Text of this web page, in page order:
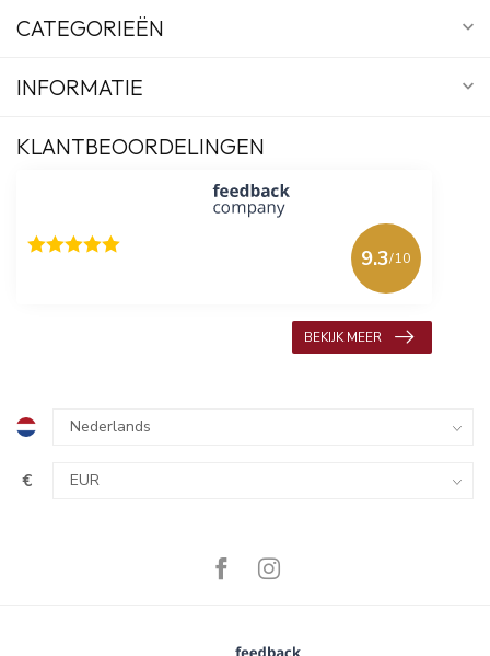
CATEGORIEËN
INFORMATIE
KLANTBEOORDELINGEN
9.3/10
BEKIJK MEER
€